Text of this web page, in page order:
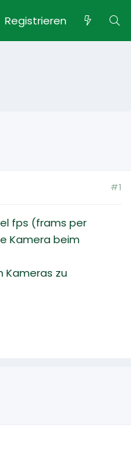
Registrieren
#1
fps (frams per
Kamera beim
Kameras zu